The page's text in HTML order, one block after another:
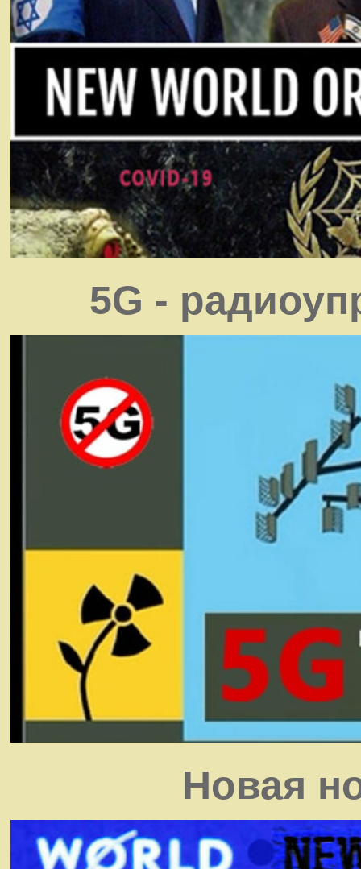
5G -
Новая